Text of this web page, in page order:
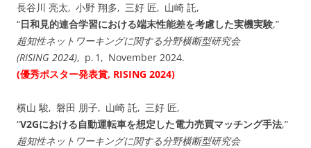
長谷川 亮太, 小野 翔多, 三好 匠, 山崎 託,
“日和見的連合学習における端末性能差を考慮した実機実験,”
超知性ネットワーキングに関する分野横断型研究会
(RISING 2024), p. 1, November 2024.
(優秀ポスター発表賞, RISING 2024)
横山 駿, 磐田 朋子, 山崎 託, 三好 匠,
“V2Gにおける自動運転車を想定した電力売買マッチング手法,”
超知性ネットワーキングに関する分野横断型研究会